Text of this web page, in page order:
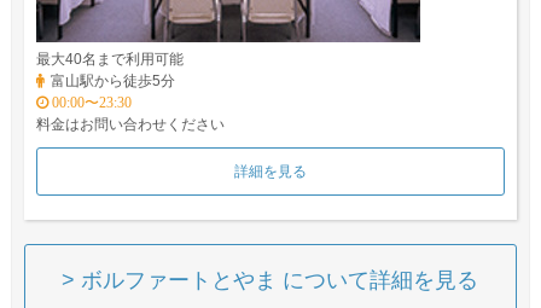
最大40名まで利用可能
富山駅から徒歩5分
00:00〜23:30
料金はお問い合わせください
詳細を見る
> ボルファートとやま について詳細を見る